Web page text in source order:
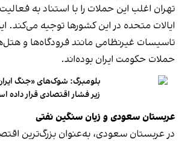
تهران اغلب این حملات را با استناد به
ایالات متحده در این کشورها توجیه می‌کند.
تاسیسات غیرنظامی مانند فرودگاه‌ها و
حملات حکومت ایران بوده‌اند.
بلومبرگ: شوک‌های «جنگ
زیر فشار اقتصادی قرار داده
عربستان سعودی و زیان سنگین نفتی
در عربستان سعودی، به‌عنوان بزرگ‌ترین